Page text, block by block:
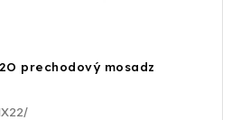
prechodový mosadz